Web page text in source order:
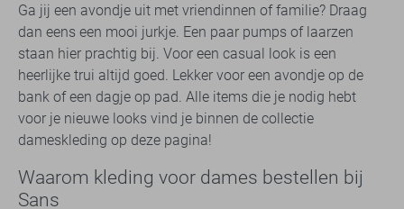
Ga jij een avondje uit met vriendinnen of familie? Draag
dan eens een mooi jurkje. Een paar pumps of laarzen
staan hier prachtig bij. Voor een casual look is een
heerlijke trui altijd goed. Lekker voor een avondje op de
bank of een dagje op pad. Alle items die je nodig hebt
voor je nieuwe looks vind je binnen de collectie
dameskleding op deze pagina!
Waarom kleding voor dames bestellen bij
Sans